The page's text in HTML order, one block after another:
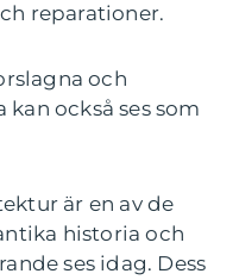
reparationer.
och
också ses som
är en av de
historia och
ses idag. Dess